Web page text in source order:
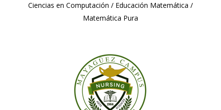
Ciencias en Computación / Educación Matemática /
Matemática Pura